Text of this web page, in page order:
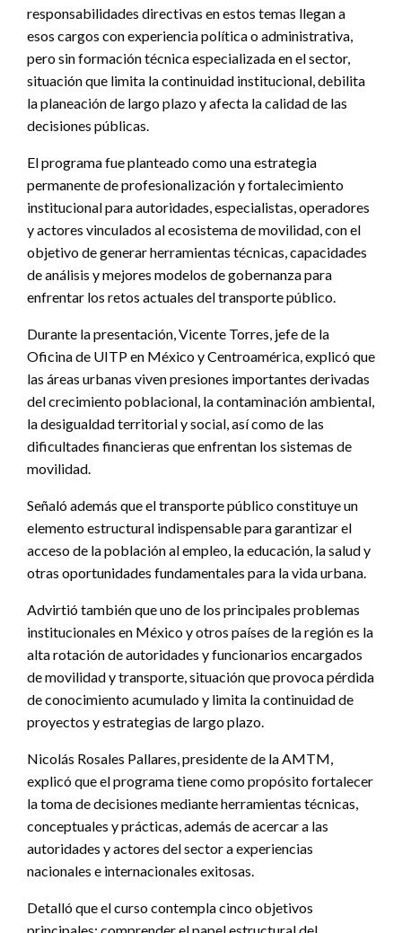
responsabilidades directivas en estos temas llegan a
esos cargos con experiencia política o administrativa,
pero sin formación técnica especializada en el sector,
situación que limita la continuidad institucional, debilita
la planeación de largo plazo y afecta la calidad de las
decisiones públicas.
El programa fue planteado como una estrategia
permanente de profesionalización y fortalecimiento
institucional para autoridades, especialistas, operadores
y actores vinculados al ecosistema de movilidad, con el
objetivo de generar herramientas técnicas, capacidades
de análisis y mejores modelos de gobernanza para
enfrentar los retos actuales del transporte público.
Durante la presentación, Vicente Torres, jefe de la
Oficina de UITP en México y Centroamérica, explicó que
las áreas urbanas viven presiones importantes derivadas
del crecimiento poblacional, la contaminación ambiental,
la desigualdad territorial y social, así como de las
dificultades financieras que enfrentan los sistemas de
movilidad.
Señaló además que el transporte público constituye un
elemento estructural indispensable para garantizar el
acceso de la población al empleo, la educación, la salud y
otras oportunidades fundamentales para la vida urbana.
Advirtió también que uno de los principales problemas
institucionales en México y otros países de la región es la
alta rotación de autoridades y funcionarios encargados
de movilidad y transporte, situación que provoca pérdida
de conocimiento acumulado y limita la continuidad de
proyectos y estrategias de largo plazo.
Nicolás Rosales Pallares, presidente de la AMTM,
explicó que el programa tiene como propósito fortalecer
la toma de decisiones mediante herramientas técnicas,
conceptuales y prácticas, además de acercar a las
autoridades y actores del sector a experiencias
nacionales e internacionales exitosas.
Detalló que el curso contempla cinco objetivos
principales: comprender el papel estructural del